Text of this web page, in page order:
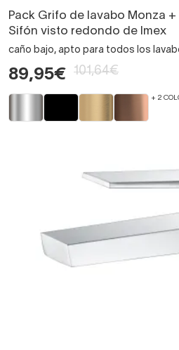
Pack Grifo de lavabo Monza
Sifón visto redondo de Imex
caño bajo, apto para todos los
89,95€ 101,64€
+ 2